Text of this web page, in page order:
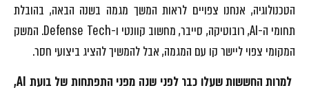
הטכנולוגיה, אנחנו צפויים לראות המשך מגמה בשנה הבאה, בהובלת
תחומי ה-AI, רובוטיקה, סייבר, מחשוב קוונטי ו-Defense Tech. המשק
המקומי צפוי ליישר קו עם המגמה, אבל להמשיך להציג ביצועי חסר.
למרות החששות שעלו כבר לפני שנה מפני התפתחות של בועת AI
,